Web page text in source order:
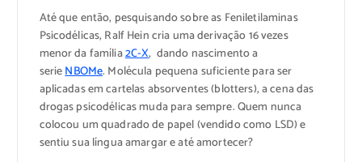
Até que então, pesquisando sobre as Feniletilaminas
Psicodélicas, Ralf Hein cria uma derivação 16 vezes
menor da família2C-X, dando nascimento a
serieNBOMe. Molécula pequena suficiente para ser
aplicadas em cartelas absorventes (blotters), a cena das
drogas psicodélicas muda para sempre. Quem nunca
colocou um quadrado de papel (vendido como LSD) e
sentiu sua língua amargar e até amortecer?